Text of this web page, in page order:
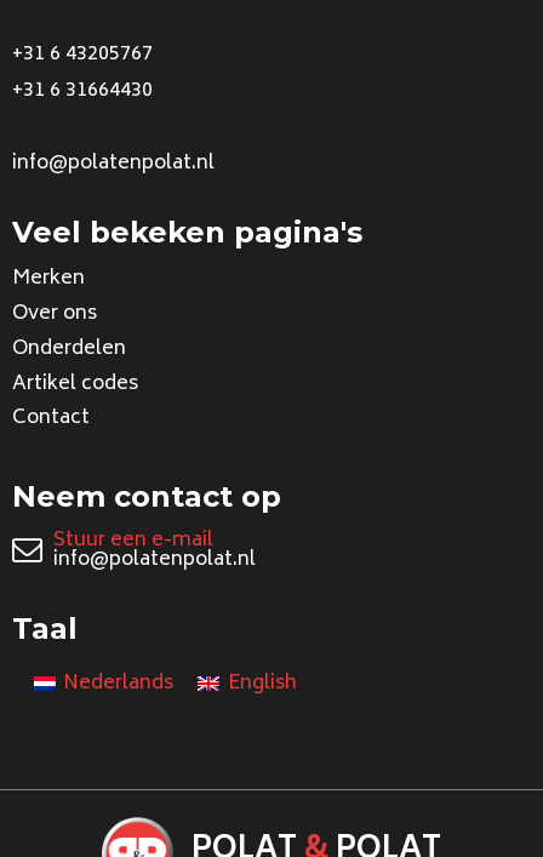
+31 6 43205767
+31 6 31664430
info@polatenpolat.nl
Veel bekeken pagina's
Merken
Over ons
Onderdelen
Artikel codes
Contact
Neem contact op
Stuur een e-mail
info@polatenpolat.nl
Taal
Nederlands English